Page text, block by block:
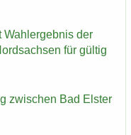
Wahl­er­geb­nis der
für gül­tig
zwi­schen Bad Els­ter